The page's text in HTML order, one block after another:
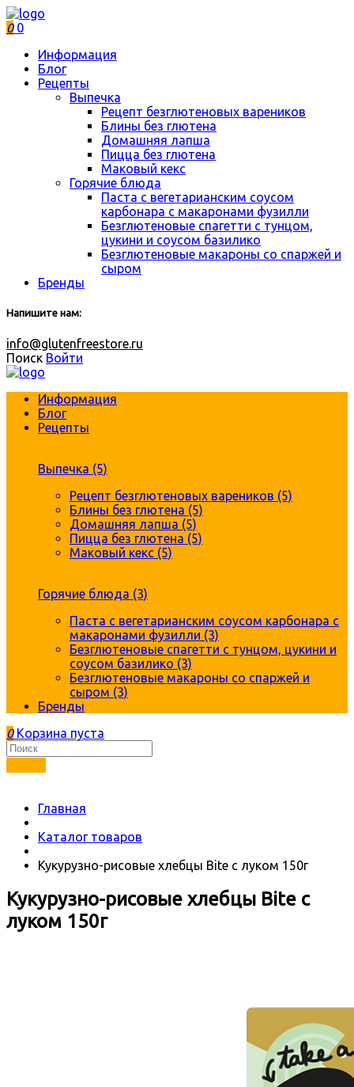
0 0
Информация
Блог
Рецепты
Выпечка
Рецепт безглютеновых вареников
Блины без глютена
Домашняя лапша
Пицца без глютена
Маковый кекс
Горячие блюда
Паста с вегетарианским соусом
карбонара с макаронами фузилли
Безглютеновые спагетти с тунцом,
цукини и соусом базилико
Безглютеновые макароны со спаржей и
сыром
Бренды
Напишите нам:
info@glutenfreestore.ru
Поиск Войти
Информация
Блог
Рецепты
Выпечка (5)
Рецепт безглютеновых вареников (5)
Блины без глютена (5)
Домашняя лапша (5)
Пицца без глютена (5)
Маковый кекс (5)
Горячие блюда (3)
Паста с вегетарианским соусом карбонара с
макаронами фузилли (3)
Безглютеновые спагетти с тунцом, цукини и
соусом базилико (3)
Безглютеновые макароны со спаржей и
сыром (3)
Бренды
0 Корзина пуста
Главная
Каталог товаров
Кукурузно-рисовые хлебцы Bite с луком 150г
Кукурузно-рисовые хлебцы Bite с
луком 150г